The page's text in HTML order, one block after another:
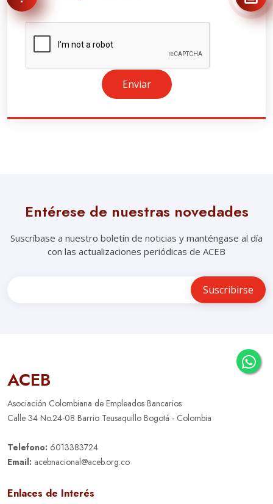
Enviar
Entérese de nuestras novedades
Suscríbase a nuestro boletín de noticias y manténgase al día
con las actualizaciones periódicas de ACEB
ACEB
Asociación Colombiana de Empleados Bancarios
Calle 34 No.24-08 Barrio Teusaquillo Bogotá - Colombia
Telefono: 6013383724
Email: acebnacional@aceb.org.co
Enlaces de Interés